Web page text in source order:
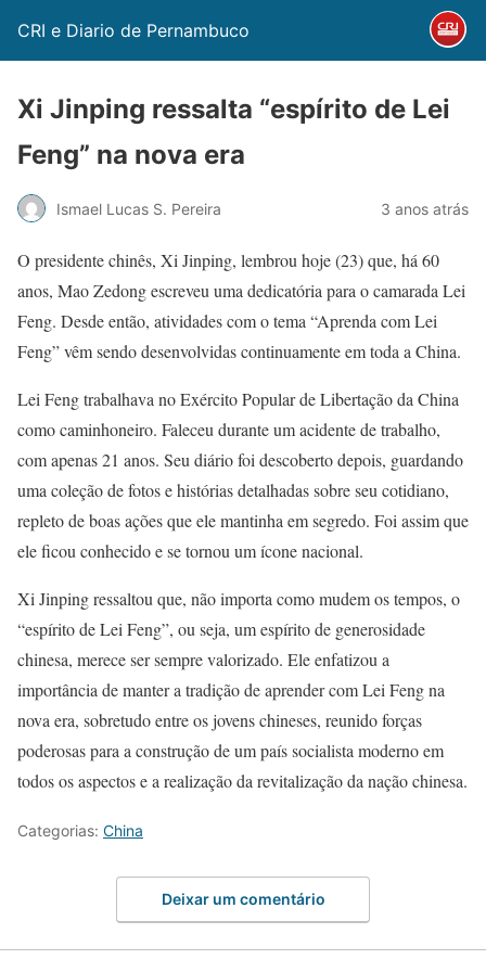
CRI e Diario de Pernambuco
Xi Jinping ressalta “espírito de Lei
Feng” na nova era
Ismael Lucas S. Pereira 3 anos atrás
O presidente chinês, Xi Jinping, lembrou hoje (23) que, há 60
anos, Mao Zedong escreveu uma dedicatória para o camarada Lei
Feng. Desde então, atividades com o tema “Aprenda com Lei
Feng” vêm sendo desenvolvidas continuamente em toda a China.
Lei Feng trabalhava no Exército Popular de Libertação da China
como caminhoneiro. Faleceu durante um acidente de trabalho,
com apenas 21 anos. Seu diário foi descoberto depois, guardando
uma coleção de fotos e histórias detalhadas sobre seu cotidiano,
repleto de boas ações que ele mantinha em segredo. Foi assim que
ele ficou conhecido e se tornou um ícone nacional.
Xi Jinping ressaltou que, não importa como mudem os tempos, o
“espírito de Lei Feng”, ou seja, um espírito de generosidade
chinesa, merece ser sempre valorizado. Ele enfatizou a
importância de manter a tradição de aprender com Lei Feng na
nova era, sobretudo entre os jovens chineses, reunido forças
poderosas para a construção de um país socialista moderno em
todos os aspectos e a realização da revitalização da nação chinesa.
Categorias: China
Deixar um comentário